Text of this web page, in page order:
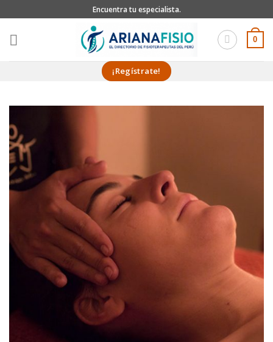
to
content
Encuentra tu especialista.
0
¡Regístrate!